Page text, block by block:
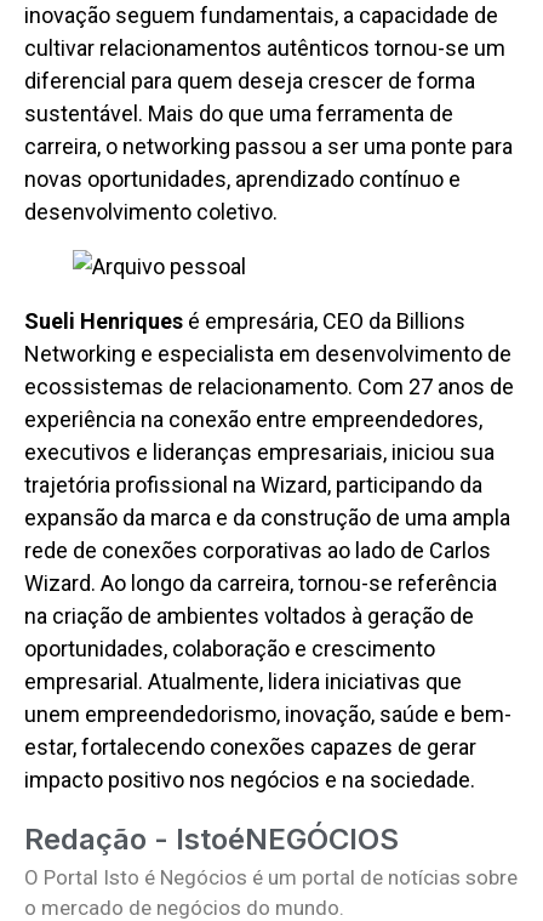
inovação seguem fundamentais, a capacidade de
cultivar relacionamentos autênticos tornou-se um
diferencial para quem deseja crescer de forma
sustentável. Mais do que uma ferramenta de
carreira, o networking passou a ser uma ponte para
novas oportunidades, aprendizado contínuo e
desenvolvimento coletivo.
Sueli Henriques é empresária, CEO da Billions
Networking e especialista em desenvolvimento de
ecossistemas de relacionamento. Com 27 anos de
experiência na conexão entre empreendedores,
executivos e lideranças empresariais, iniciou sua
trajetória profissional na Wizard, participando da
expansão da marca e da construção de uma ampla
rede de conexões corporativas ao lado de Carlos
Wizard. Ao longo da carreira, tornou-se referência
na criação de ambientes voltados à geração de
oportunidades, colaboração e crescimento
empresarial. Atualmente, lidera iniciativas que
unem empreendedorismo, inovação, saúde e bem-
estar, fortalecendo conexões capazes de gerar
impacto positivo nos negócios e na sociedade.
Redação - IstoéNEGÓCIOS
O Portal Isto é Negócios é um portal de notícias sobre
o mercado de negócios do mundo.